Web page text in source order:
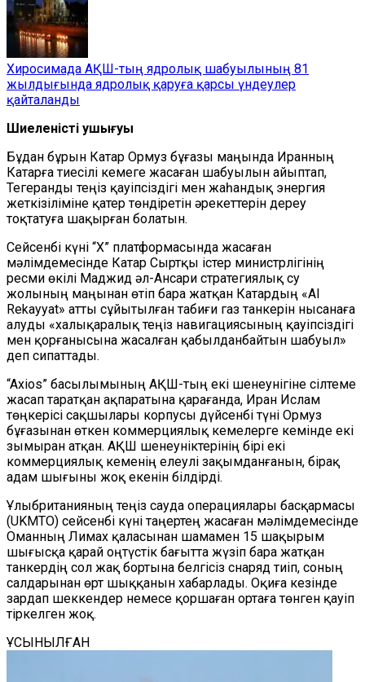
Хиросимада АҚШ-тың ядролық шабуылының 81
жылдығында ядролық қаруға қарсы үндеулер
қайталанды
Шиеленістің ушығуы
Бұдан бұрын Катар Ормуз бұғазы маңында Иранның
Катарға тиесілі кемеге жасаған шабуылын айыптап,
Тегеранды теңіз қауіпсіздігі мен жаһандық энергия
жеткізіліміне қатер төндіретін әрекеттерін дереу
тоқтатуға шақырған болатын.
Сейсенбі күні “Х” платформасында жасаған
мәлімдемесінде Катар Сыртқы істер министрлігінің
ресми өкілі Маджид әл-Ансари стратегиялық су
жолының маңынан өтіп бара жатқан Катардың «Al
Rekayyat» атты сұйытылған табиғи газ танкерін нысанаға
алуды «халықаралық теңіз навигациясының қауіпсіздігі
мен қорғанысына жасалған қабылданбайтын шабуыл»
деп сипаттады.
“Axios” басылымының АҚШ-тың екі шенеунігіне сілтеме
жасап таратқан ақпаратына қарағанда, Иран Ислам
төңкерісі сақшылары корпусы дүйсенбі түні Ормуз
бұғазынан өткен коммерциялық кемелерге кемінде екі
зымыран атқан. АҚШ шенеуніктерінің бірі екі
коммерциялық кеменің елеулі зақымданғанын, бірақ
адам шығыны жоқ екенін білдірді.
Ұлыбританияның теңіз сауда операциялары басқармасы
(UKMTO) сейсенбі күні таңертең жасаған мәлімдемесінде
Оманның Лимах қаласынан шамамен 15 шақырым
шығысқа қарай оңтүстік бағытта жүзіп бара жатқан
танкердің сол жақ бортына белгісіз снаряд тиіп, соның
салдарынан өрт шыққанын хабарлады. Оқиға кезінде
зардап шеккендер немесе қоршаған ортаға төнген қауіп
тіркелген жоқ.
ҰСЫНЫЛҒАН